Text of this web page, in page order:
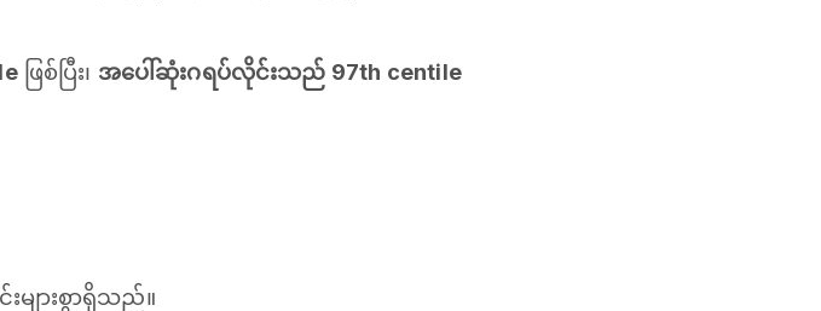
ဖြစ်ပြီး၊ အပေါ်ဆုံးဂရပ်လိုင်းသည် 97th centile
များစွာရှိသည်။